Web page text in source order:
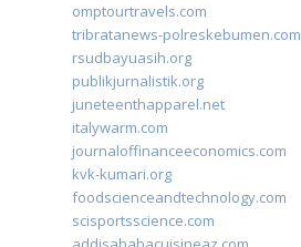
omptourtravels.com
tribratanews-polreskebumen.com
rsudbayuasih.org
publikjurnalistik.org
juneteenthapparel.net
italywarm.com
journaloffinanceeconomics.com
kvk-kumari.org
foodscienceandtechnology.com
scisportsscience.com